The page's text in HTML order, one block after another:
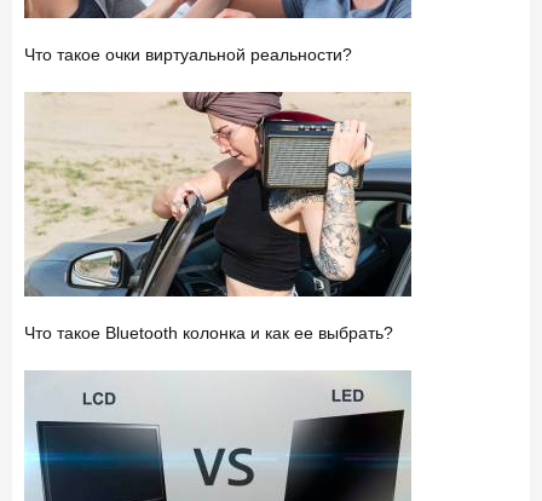
Что такое очки виртуальной реальности?
Что такое Bluetooth колонка и как ее выбрать?